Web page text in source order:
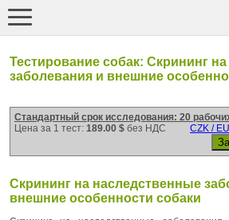
Тестирование собак: Скрининг
заболевания и внешние
Стандартный срок исследования: 20
Цена за 1 тест: 189.00 $ без НДС CZK /
Скрининг на наследственные
внешние особенности собаки